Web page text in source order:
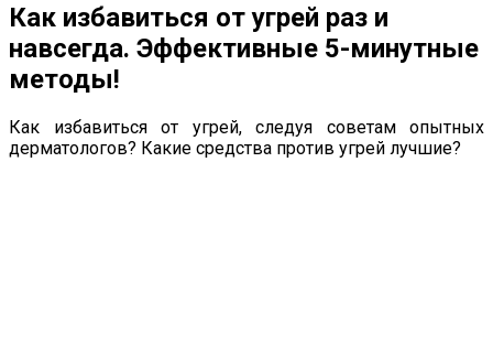
Как избавиться от угрей раз и
навсегда. Эффективные 5-минутные
методы!
Как избавиться от угрей, следуя советам опытных
дерматологов? Какие средства против угрей лучшие?